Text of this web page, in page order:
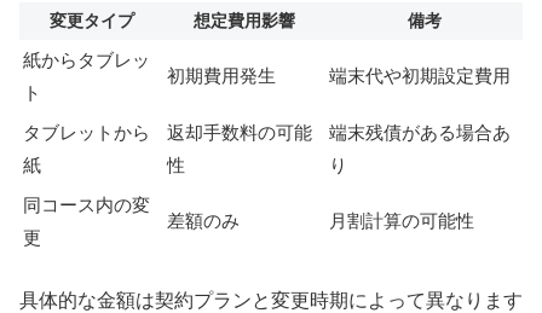
変更タイプ 想定費用影響 備考
紙からタブレッ
ト
初期費用発生 端末代や初期設定費用
タブレットから
紙
返却手数料の可能
性
端末残債がある場合あ
り
同コース内の変
更
差額のみ 月割計算の可能性
具体的な金額は契約プランと変更時期によって異なります